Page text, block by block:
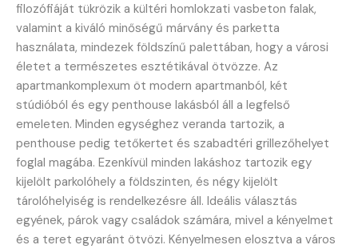
filozófiáját tükrözik a kültéri homlokzati vasbeton falak,
valamint a kiváló minőségű márvány és parketta
használata, mindezek földszínű palettában, hogy a városi
életet a természetes esztétikával ötvözze. Az
apartmankomplexum öt modern apartmanból, két
stúdióból és egy penthouse lakásból áll a legfelső
emeleten. Minden egységhez veranda tartozik, a
penthouse pedig tetőkertet és szabadtéri grillezőhelyet
foglal magába. Ezenkívül minden lakáshoz tartozik egy
kijelölt parkolóhely a földszinten, és négy kijelölt
tárolóhelyiség is rendelkezésre áll. Ideális választás
egyének, párok vagy családok számára, mivel a kényelmet
és a teret egyaránt ötvözi. Kényelmesen elosztva a város